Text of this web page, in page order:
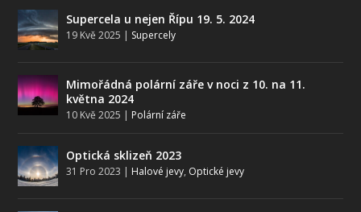
Supercela u nejen Řípu 19. 5. 2024
19 Kvě 2025 | Supercely
Mimořádná polární záře v noci z 10. na 11.
května 2024
10 Kvě 2025 | Polární záře
Optická sklizeň 2023
31 Pro 2023 | Halové jevy, Optické jevy